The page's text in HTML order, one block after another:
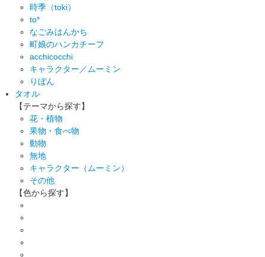
時季（toki）
to*
なごみはんかち
町娘のハンカチーフ
acchicocchi
キャラクター／ムーミン
りぼん
タオル
【テーマから探す】
花・植物
果物・食べ物
動物
無地
キャラクター（ムーミン）
その他
【色から探す】